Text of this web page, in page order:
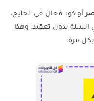
أو كود فعال في الخليج،
السلة بدون تعقيد، وهذا
مرة.